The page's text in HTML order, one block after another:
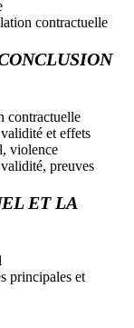
contractuelle
contractuelle
et effets
violence
preuves
ET LA
principales et